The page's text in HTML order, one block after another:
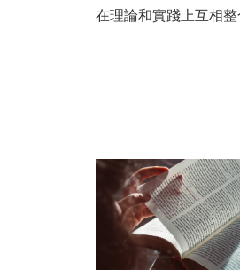
在理論和實踐上互相